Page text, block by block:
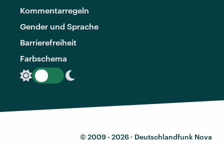
Kommentarregeln
Gender und Sprache
Barrierefreiheit
Farbschema
© 2009 - 2026 · Deutschlandfunk Nova